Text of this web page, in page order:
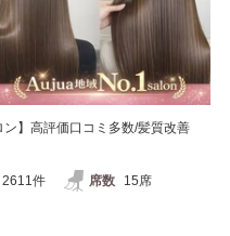
ン】高評価口コミ多数/髪質改善
2611件 席数 15席